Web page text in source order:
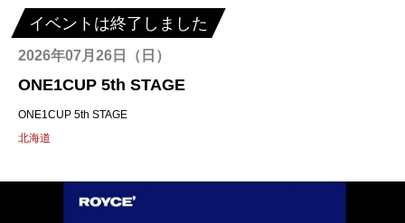
イベントは終了しました
2026年07月26日（日）
ONE1CUP 5th STAGE
ONE1CUP 5th STAGE
北海道